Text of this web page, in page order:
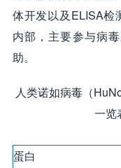
体开发以及ELISA检
内部，主要参与病
助。
人类诺如病毒（
一览
蛋白